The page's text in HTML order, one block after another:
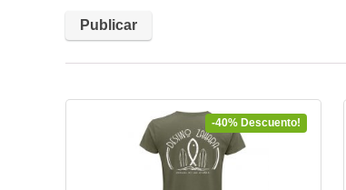
-40% Descuento!